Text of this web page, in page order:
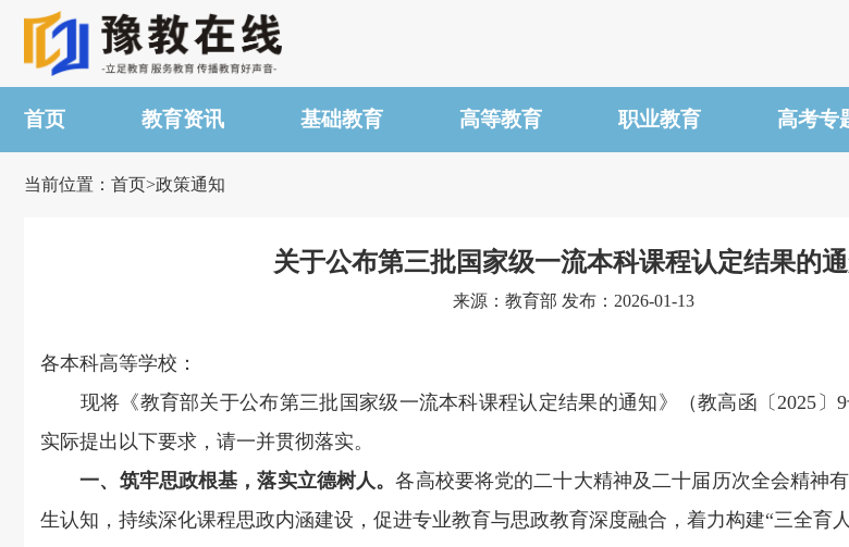
首页 教育资讯 基础教育 高等教育 职业教育 高考专
当前位置：首页>政策通知
关于公布第三批国家级一流本科课程认定结果的
来源：教育部 发布：2026-01-13
各本科高等学校：
现将《教育部关于公布第三批国家级一流本科课程认定结果的通知》（教高函〔2025〕
实际提出以下要求，请一并贯彻落实。
一、筑牢思政根基，落实立德树人。各高校要将党的二十大精神及二十届历次全会精神
生认知，持续深化课程思政内涵建设，促进专业教育与思政教育深度融合，着力构建“三全育人